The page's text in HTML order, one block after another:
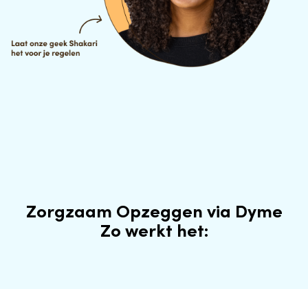
Zorgzaam Opzeggen via Dyme
Zo werkt het: